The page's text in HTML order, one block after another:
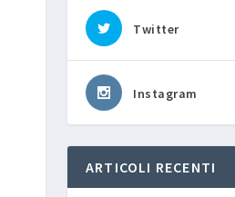
Twitter
Instagram
ARTICOLI RECENTI